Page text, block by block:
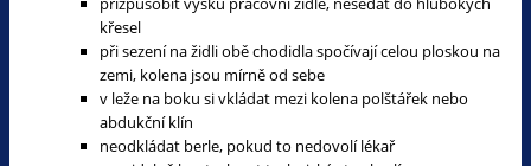
křesel
při sezení na židli obě chodidla spočívají celou ploskou na
zemi, kolena jsou mírně od sebe
v leže na boku si vkládat mezi kolena polštářek nebo
abdukční klín
neodkládat berle, pokud to nedovolí lékař